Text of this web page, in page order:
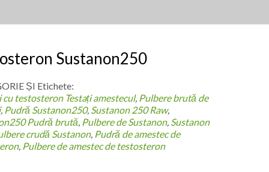
Sustanon250
ȘI Etichete:
cu testosteron Testați amestecul, Pulbere brută de
, Pudră Sustanon250, Sustanon 250 Raw,
Pudră brută, Pulbere de Sustanon, Sustanon
crudă Sustanon, Pudră de amestec de
, Pulbere de amestec de testosteron